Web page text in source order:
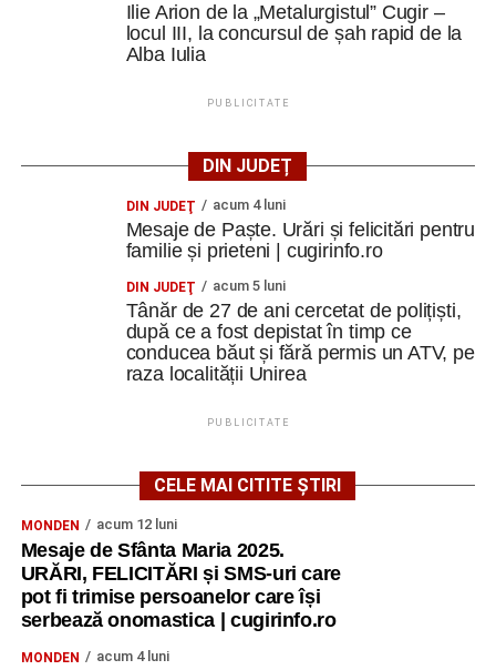
Ilie Arion de la „Metalurgistul” Cugir –
locul III, la concursul de șah rapid de la
Alba Iulia
PUBLICITATE
DIN JUDEȚ
DIN JUDEŢ acum 4 luni
Mesaje de Paște. Urări și felicitări pentru
familie și prieteni | cugirinfo.ro
DIN JUDEŢ acum 5 luni
Tânăr de 27 de ani cercetat de polițiști,
după ce a fost depistat în timp ce
conducea băut și fără permis un ATV, pe
raza localității Unirea
PUBLICITATE
CELE MAI CITITE ȘTIRI
MONDEN acum 12 luni
Mesaje de Sfânta Maria 2025.
URĂRI, FELICITĂRI și SMS-uri care
pot fi trimise persoanelor care își
serbează onomastica | cugirinfo.ro
MONDEN acum 4 luni